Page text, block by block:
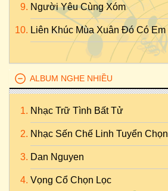
Người Yêu Cùng Xóm
Liên Khúc Mùa Xuân Đó Có Em
ALBUM NGHE NHIỀU
Nhạc Trữ Tình Bất Tử
Nhạc Sến Chế Linh Tuyển Chọn
Dan Nguyen
Vọng Cổ Chọn Lọc